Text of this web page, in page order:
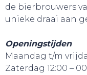
de bierbrouwers
unieke draai aan
Openingstijden
Maandag t/m
Zaterdag 12:00 –